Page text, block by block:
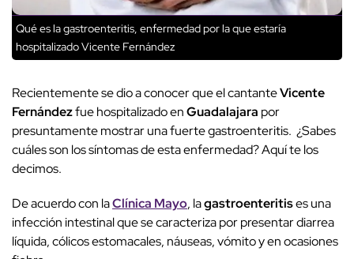
Qué es la gastroenteritis, enfermedad por la que estaría
hospitalizado Vicente Fernández
Recientemente se dio a conocer que el cantanteVicente
Fernándezfue hospitalizado enGuadalajara por
presuntamente mostrar una fuerte gastroenteritis. ¿Sabes
cuáles son los síntomas de esta enfermedad? Aquí te los
decimos.
De acuerdo con laClínica Mayo, lagastroenteritises una
infección intestinal que se caracteriza por presentar diarrea
líquida, cólicos estomacales, náuseas, vómito y en ocasiones